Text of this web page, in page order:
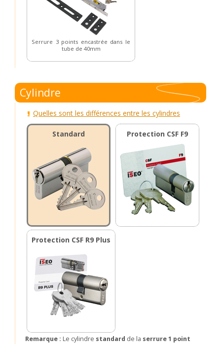
Serrure 3 points encastrée dans le
tube de 40mm
Cylindre
Quelles sont les différences entre les cylindres
Standard Protection CSF F9
Protection CSF R9 Plus
Remarque : Le cylindre standard de la serrure 1 point